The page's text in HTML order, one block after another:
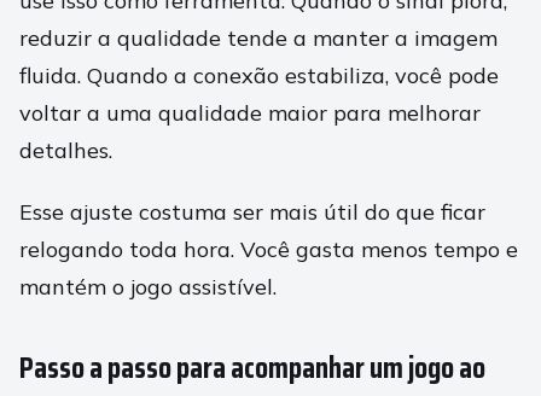
reduzir a qualidade tende a manter a imagem
fluida. Quando a conexão estabiliza, você pode
voltar a uma qualidade maior para melhorar
detalhes.
Esse ajuste costuma ser mais útil do que ficar
relogando toda hora. Você gasta menos tempo e
mantém o jogo assistível.
Passo a passo para acompanhar um jogo ao